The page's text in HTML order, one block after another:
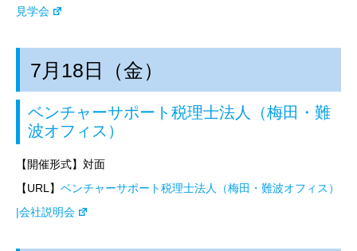
見学会
7月18日（金）
ベンチャーサポート税理士法人（梅田・難
波オフィス）
【開催形式】対面
【URL】 ベンチャーサポート税理士法人（梅田・難波オフィス）
|会社説明会